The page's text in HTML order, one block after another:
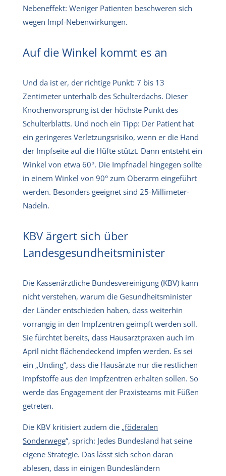
Nebeneffekt: Weniger Patienten beschweren sich
wegen Impf-Nebenwirkungen.
Auf die Winkel kommt es an
Und da ist er, der richtige Punkt: 7 bis 13
Zentimeter unterhalb des Schulterdachs. Dieser
Knochenvorsprung ist der höchste Punkt des
Schulterblatts. Und noch ein Tipp: Der Patient hat
ein geringeres Verletzungsrisiko, wenn er die Hand
der Impfseite auf die Hüfte stützt. Dann entsteht ein
Winkel von etwa 60°. Die Impfnadel hingegen sollte
in einem Winkel von 90° zum Oberarm eingeführt
werden. Besonders geeignet sind 25-Millimeter-
Nadeln.
KBV ärgert sich über
Landesgesundheitsminister
Die Kassenärztliche Bundesvereinigung (KBV) kann
nicht verstehen, warum die Gesundheitsminister
der Länder entschieden haben, dass weiterhin
vorrangig in den Impfzentren geimpft werden soll.
Sie fürchtet bereits, dass Hausarztpraxen auch im
April nicht flächendeckend impfen werden. Es sei
ein „Unding“, dass die Hausärzte nur die restlichen
Impfstoffe aus den Impfzentren erhalten sollen. So
werde das Engagement der Praxisteams mit Füßen
getreten.
Die KBV kritisiert zudem die „föderalen
Sonderwege“, sprich: Jedes Bundesland hat seine
eigene Strategie. Das lässt sich schon daran
ablesen, dass in einigen Bundesländern